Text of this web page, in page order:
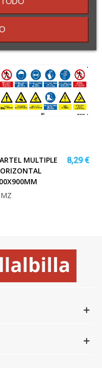
MULTIPLE
8,29 €